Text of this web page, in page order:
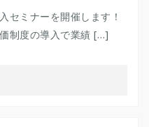
セミナーを開催します！
制度の導入で業績 […]